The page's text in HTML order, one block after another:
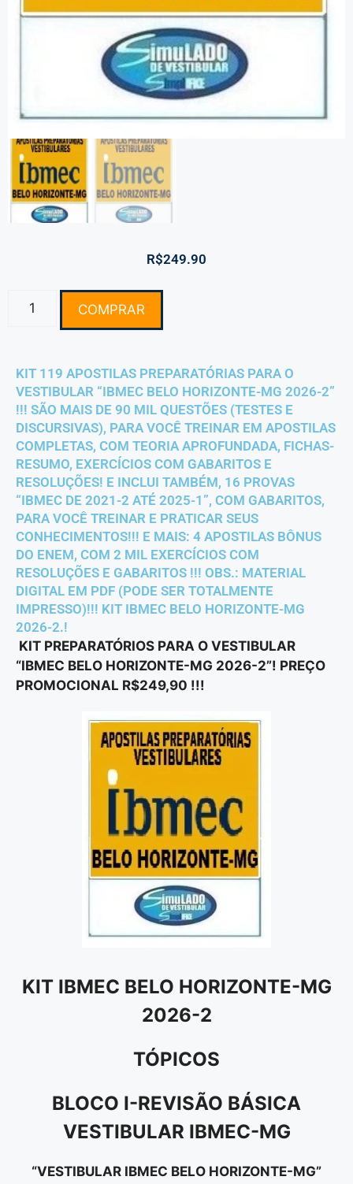
R$249.90
COMPRAR
KIT 119 APOSTILAS PREPARATÓRIAS PARA O
VESTIBULAR “IBMEC BELO HORIZONTE-MG 2026-2”
!!! SÃO MAIS DE 90 MIL QUESTÕES (TESTES E
DISCURSIVAS), PARA VOCÊ TREINAR EM APOSTILAS
COMPLETAS, COM TEORIA APROFUNDADA, FICHAS-
RESUMO, EXERCÍCIOS COM GABARITOS E
RESOLUÇÕES! E INCLUI TAMBÉM, 16 PROVAS
“IBMEC DE 2021-2 ATÉ 2025-1”, COM GABARITOS,
PARA VOCÊ TREINAR E PRATICAR SEUS
CONHECIMENTOS!!! E MAIS: 4 APOSTILAS BÔNUS
DO ENEM, COM 2 MIL EXERCÍCIOS COM
RESOLUÇÕES E GABARITOS !!! OBS.: MATERIAL
DIGITAL EM PDF (PODE SER TOTALMENTE
IMPRESSO)!!! KIT IBMEC BELO HORIZONTE-MG
2026-2.!
KIT PREPARATÓRIOS PARA O VESTIBULAR
“IBMEC BELO HORIZONTE-MG 2026-2”! PREÇO
PROMOCIONAL R$249,90 !!!
KIT IBMEC BELO HORIZONTE-MG
2026-2
TÓPICOS
BLOCO I-REVISÃO BÁSICA
VESTIBULAR IBMEC-MG
“VESTIBULAR IBMEC BELO HORIZONTE-MG”